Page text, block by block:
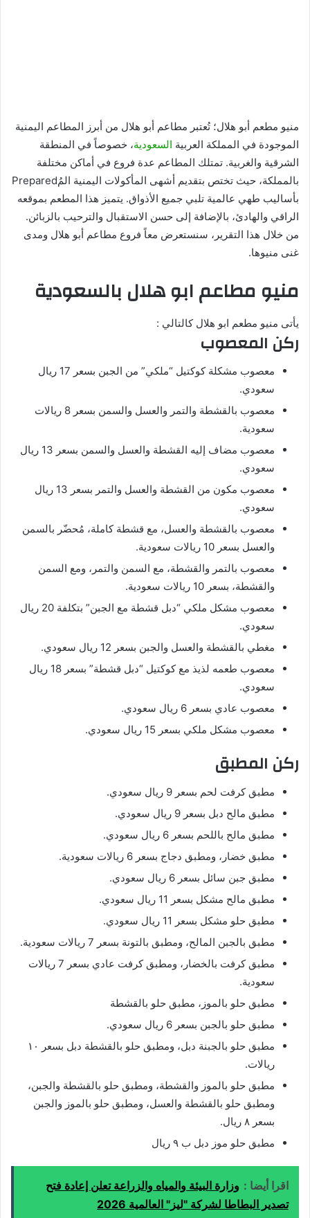
منيو مطعم أبو هلال؛ تُعتبر مطاعم أبو هلال من أبرز المطاعم اليمنية
الموجودة في المملكة العربية السعودية، خصوصاً في المنطقة
الشرقية والغربية. تمتلك المطاعم عدة فروع في أماكن مختلفة
بالمملكة، حيث تختص بتقديم أشهى المأكولات اليمنية المُPrepared
بأساليب طهي عالمية تلبي جميع الأذواق. يتميز هذا المطعم بموقعه
الراقي والهادئ، بالإضافة إلى حسن الاستقبال والترحيب بالزبائن.
من خلال هذا التقرير، سنستعرض معاً فروع مطاعم أبو هلال ومدى
غنى منيوها.
منيو مطاعم ابو هلال بالسعودية
يأتى منيو مطعم ابو هلال كالتالي :
ركن المعصوب
معصوب مشكلة كوكتيل “ملكي” من الجبن بسعر 17 ريال
سعودي.
معصوب بالقشطة والتمر والعسل والسمن بسعر 8 ريالات
سعودية.
معصوب مضاف إليه القشطة والعسل والسمن بسعر 13 ريال
سعودي.
معصوب مكون من القشطة والعسل والتمر بسعر 13 ريال
سعودي.
معصوب بالقشطة والعسل، مع قشطة كاملة، مُحضّر بالسمن
والعسل بسعر 10 ريالات سعودية.
معصوب بالتمر والقشطة، مع السمن والتمر، ومع السمن
والقشطة، بسعر 10 ريالات سعودية.
معصوب مشكل ملكي “دبل قشطة مع الجبن” بتكلفة 20 ريال
سعودي.
مغطي بالقشطة والعسل والجبن بسعر 12 ريال سعودي.
معصوب طعمه لذيذ مع كوكتيل “دبل قشطة” بسعر 18 ريال
سعودي.
معصوب عادي بسعر 6 ريال سعودي.
معصوب مشكل ملكي بسعر 15 ريال سعودي.
ركن المطبق
مطبق كرفت لحم بسعر 9 ريال سعودي.
مطبق مالح دبل بسعر 9 ريال سعودي.
مطبق مالح باللحم بسعر 6 ريال سعودي.
مطبق خضار، ومطبق دجاج بسعر 6 ريالات سعودية.
مطبق جبن سائل بسعر 6 ريال سعودي.
مطبق مالح مشكل بسعر 11 ريال سعودي.
مطبق حلو مشكل بسعر 11 ريال سعودي.
مطبق بالجبن المالح، ومطبق بالتونة بسعر 7 ريالات سعودية.
مطبق كرفت بالخضار، ومطبق كرفت عادي بسعر 7 ريالات
سعودية.
مطبق حلو بالموز، مطبق حلو بالقشطة
مطبق حلو بالجبن بسعر 6 ريال سعودي.
مطبق حلو بالجبنة دبل، ومطبق حلو بالقشطة دبل بسعر ١٠
ريالات.
مطبق حلو بالموز والقشطة، ومطبق حلو بالقشطة والجبن،
ومطبق حلو بالقشطة والعسل، ومطبق حلو بالموز والجبن
بسعر ٨ ريال.
مطبق حلو موز دبل ب ٩ ريال
اقرا أيضا : وزارة البيئة والمياه والزراعة تعلن إعادة فتح
تصدير البطاطا لشركة "ليز" العالمية 2026